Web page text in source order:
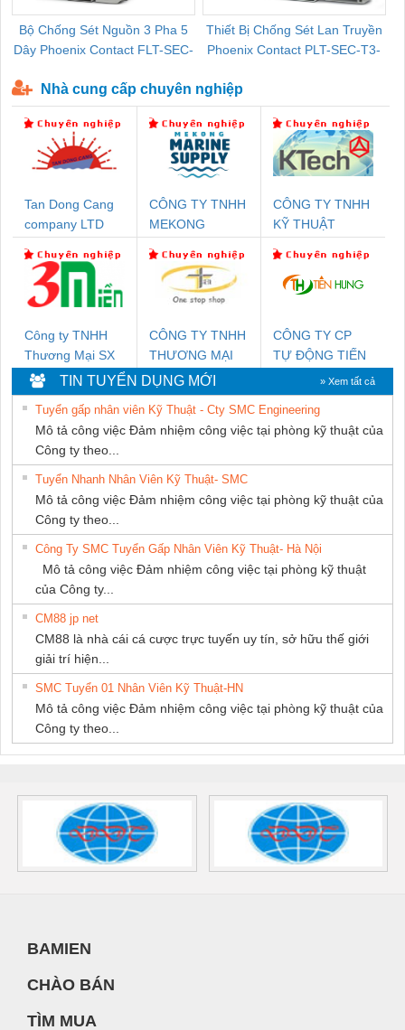
Bộ Chống Sét Nguồn 3 Pha 5
Dây Phoenix Contact FLT-SEC-
Thiết Bị Chống Sét Lan Truyền
Phoenix Contact PLT-SEC-T3-
Nhà cung cấp chuyên nghiệp
Tan Dong Cang
company LTD
CÔNG TY TNHH
MEKONG
SUPPLY
CÔNG TY TNHH
KỸ THUẬT
NAM
Công ty TNHH
Thương Mại SX
Ba Miền
CÔNG TY TNHH
THƯƠNG MẠI
THIÊN ÂN VIỆT
NAM
CÔNG TY CP
TỰ ĐỘNG TIẾN
TIN TUYỂN DỤNG MỚI » Xem tất cả
Tuyển gấp nhân viên Kỹ Thuật - Cty SMC Engineering
Mô tả công việc Đảm nhiệm công việc tại phòng kỹ thuật của
Công ty theo...
Tuyển Nhanh Nhân Viên Kỹ Thuật- SMC
Mô tả công việc Đảm nhiệm công việc tại phòng kỹ thuật của
Công ty theo...
Công Ty SMC Tuyển Gấp Nhân Viên Kỹ Thuật- Hà Nội
Mô tả công việc Đảm nhiệm công việc tại phòng kỹ thuật
của Công ty...
CM88 jp net
CM88 là nhà cái cá cược trực tuyến uy tín, sở hữu thế giới
giải trí hiện...
SMC Tuyển 01 Nhân Viên Kỹ Thuật-HN
Mô tả công việc Đảm nhiệm công việc tại phòng kỹ thuật của
Công ty theo...
BAMIEN
CHÀO BÁN
TÌM MUA